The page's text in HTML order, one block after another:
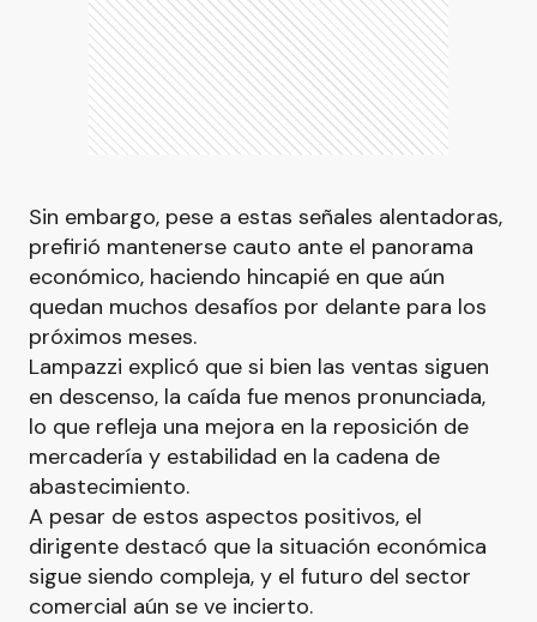
Sin embargo, pese a estas señales alentadoras,
prefirió mantenerse cauto ante el panorama
económico, haciendo hincapié en que aún
quedan muchos desafíos por delante para los
próximos meses.
Lampazzi explicó que si bien las ventas siguen
en descenso, la caída fue menos pronunciada,
lo que refleja una mejora en la reposición de
mercadería y estabilidad en la cadena de
abastecimiento.
A pesar de estos aspectos positivos, el
dirigente destacó que la situación económica
sigue siendo compleja, y el futuro del sector
comercial aún se ve incierto.